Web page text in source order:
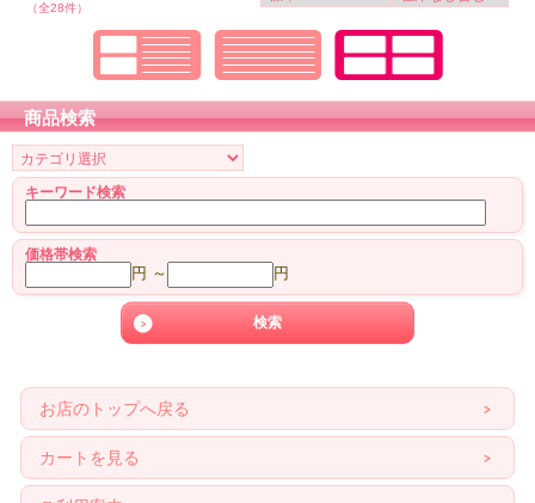
（全28件）
商品検索
キーワード検索
価格帯検索
円 ～ 円
お店のトップへ戻る
カートを見る